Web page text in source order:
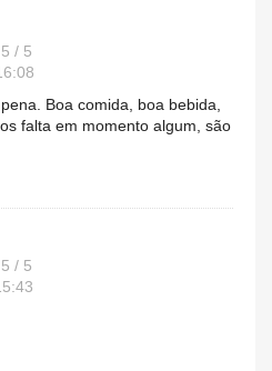
5 / 5
Boa comida, boa bebida,
falta em momento algum, são
5 / 5